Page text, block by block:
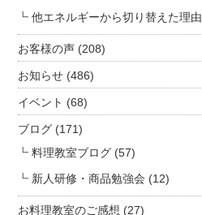
他エネルギーから切り替えた理由
お客様の声 (208)
お知らせ (486)
イベント (68)
ブログ (171)
料理教室ブログ (57)
新人研修・商品勉強会 (12)
お料理教室のご感想 (27)